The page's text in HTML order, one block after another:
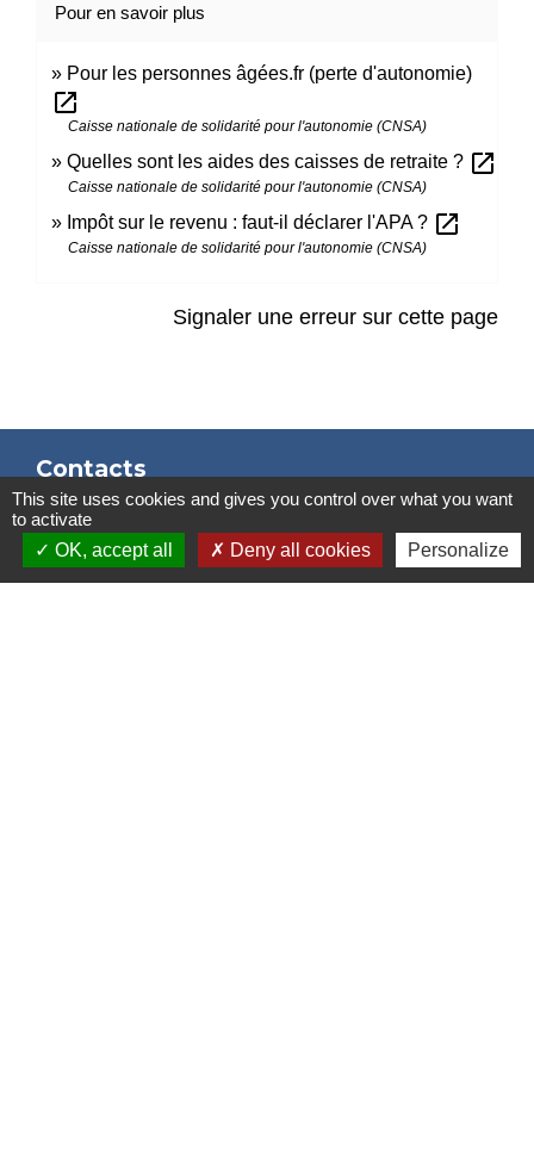
Pour en savoir plus
Pour les personnes âgées.fr (perte d'autonomie)
open_in_new
Caisse nationale de solidarité pour l'autonomie (CNSA)
Quelles sont les aides des caisses de retraite ? open_in_new
Caisse nationale de solidarité pour l'autonomie (CNSA)
Impôt sur le revenu : faut-il déclarer l'APA ? open_in_new
Caisse nationale de solidarité pour l'autonomie (CNSA)
Signaler une erreur sur cette page
Contacts
Mairie de Marssac-sur-Tarn
2 Rue Tonimarié
81150 Marssac-sur-Tarn - FRANCE
This site uses cookies and gives you control over what you want
to activate
OK, accept all
Deny all cookies Personalize